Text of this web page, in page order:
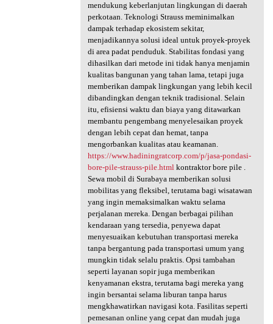
mendukung keberlanjutan lingkungan di daerah
perkotaan. Teknologi Strauss meminimalkan
dampak terhadap ekosistem sekitar,
menjadikannya solusi ideal untuk proyek-proyek
di area padat penduduk. Stabilitas fondasi yang
dihasilkan dari metode ini tidak hanya menjamin
kualitas bangunan yang tahan lama, tetapi juga
memberikan dampak lingkungan yang lebih kecil
dibandingkan dengan teknik tradisional. Selain
itu, efisiensi waktu dan biaya yang ditawarkan
membantu pengembang menyelesaikan proyek
dengan lebih cepat dan hemat, tanpa
mengorbankan kualitas atau keamanan.
https://www.hadiningratcorp.com/p/jasa-pondasi-
bore-pile-strauss-pile.htmlkontraktor bore pile .
Sewa mobil di Surabaya memberikan solusi
mobilitas yang fleksibel, terutama bagi wisatawan
yang ingin memaksimalkan waktu selama
perjalanan mereka. Dengan berbagai pilihan
kendaraan yang tersedia, penyewa dapat
menyesuaikan kebutuhan transportasi mereka
tanpa bergantung pada transportasi umum yang
mungkin tidak selalu praktis. Opsi tambahan
seperti layanan sopir juga memberikan
kenyamanan ekstra, terutama bagi mereka yang
ingin bersantai selama liburan tanpa harus
mengkhawatirkan navigasi kota. Fasilitas seperti
pemesanan online yang cepat dan mudah juga